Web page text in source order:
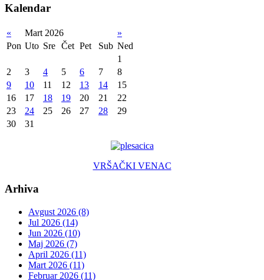
Kalendar
« Mart 2026
»
Pon Uto Sre Čet Pet Sub Ned
1
2
3 4 5 6 7
8
9
10 11 12 13 14
15
16
17 18 19 20 21
22
23
24 25 26 27 28
29
30
31
VRŠAČKI VENAC
Arhiva
Avgust 2026 (8)
Jul 2026 (14)
Jun 2026 (10)
Maj 2026 (7)
April 2026 (11)
Mart 2026 (11)
Februar 2026 (11)